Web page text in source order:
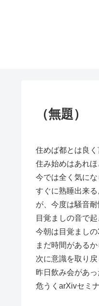
（無題）
住めば都とは良く
住み始めはあれ
今では全く気にな
すぐに熟睡出来る
が、今度は騒音
目覚ましの音で
今朝は目覚ましの
まだ時間がある
次に意識を取り戻
昨日飲み会があ
危うくarXivセミ